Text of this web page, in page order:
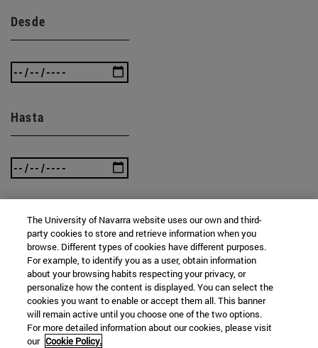
Desde
Hasta
BUSCAR
The University of Navarra website uses our own and third-
party cookies to store and retrieve information when you
browse. Different types of cookies have different purposes.
For example, to identify you as a user, obtain information
about your browsing habits respecting your privacy, or
personalize how the content is displayed. You can select the
cookies you want to enable or accept them all. This banner
will remain active until you choose one of the two options.
For more detailed information about our cookies, please visit
our Cookie Policy.